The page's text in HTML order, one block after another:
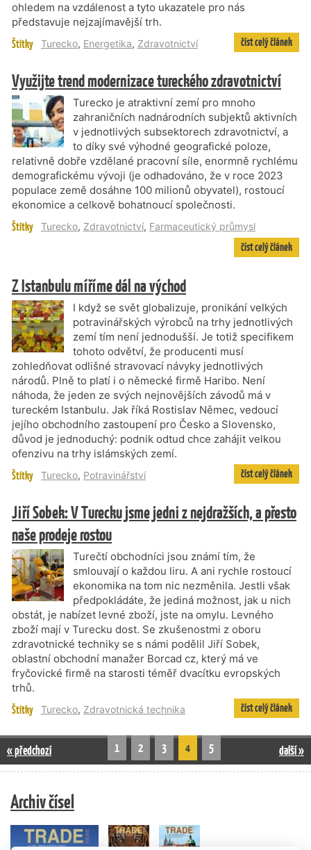
ohledem na vzdálenost a tyto ukazatele pro nás
představuje nejzajímavější trh.
Štítky Turecko, Energetika, Zdravotnictví číst celý článek
Využijte trend modernizace tureckého zdravotnictví
Turecko je atraktivní zemí pro mnoho
zahraničních nadnárodních subjektů aktivních
v jednotlivých subsektorech zdravotnictví, a
to díky své výhodné geografické poloze,
relativně dobře vzdělané pracovní síle, enormně rychlému
demografickému vývoji (je odhadováno, že v roce 2023
populace země dosáhne 100 milionů obyvatel), rostoucí
ekonomice a celkově bohatnoucí společnosti.
Štítky Turecko, Zdravotnictví, Farmaceutický průmysl
číst celý článek
Z Istanbulu míříme dál na východ
I když se svět globalizuje, pronikání velkých
potravinářských výrobců na trhy jednotlivých
zemí tím není jednodušší. Je totiž specifikem
tohoto odvětví, že producenti musí
zohledňovat odlišné stravovací návyky jednotlivých
národů. Plně to platí i o německé firmě Haribo. Není
náhoda, že jeden ze svých nejnovějších závodů má v
tureckém Istanbulu. Jak říká Rostislav Němec, vedoucí
jejího obchodního zastoupení pro Česko a Slovensko,
důvod je jednoduchý: podnik odtud chce zahájit velkou
ofenzivu na trhy islámských zemí.
Štítky Turecko, Potravinářství číst celý článek
Jiří Sobek: V Turecku jsme jedni z nejdražších, a přesto
naše prodeje rostou
Turečtí obchodníci jsou známí tím, že
smlouvají o každou liru. A ani rychle rostoucí
ekonomika na tom nic nezměnila. Jestli však
předpokládáte, že jediná možnost, jak u nich
obstát, je nabízet levné zboží, jste na omylu. Levného
zboží mají v Turecku dost. Se zkušenostmi z oboru
zdravotnické techniky se s námi podělil Jiří Sobek,
oblastní obchodní manažer Borcad cz, který má ve
fryčovické firmě na starosti téměř dvacítku evropských
trhů.
Štítky Turecko, Zdravotnická technika číst celý článek
« předchozí 1 2 3 4 5 další »
Archiv čísel